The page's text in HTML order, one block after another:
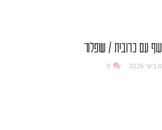
עוף עם כרובית / שופלור
8 ביוני 2026 0